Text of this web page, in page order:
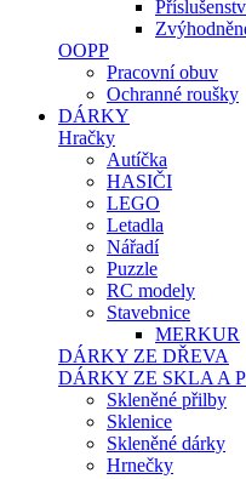
OOPP
Pracovní obuv
Ochranné roušky
DÁRKY
Hračky
Autíčka
HASIČI
LEGO
Letadla
Nářadí
Puzzle
RC modely
Stavebnice
MERKUR
DÁRKY ZE DŘEVA
DÁRKY ZE SKLA A
Skleněné přilby
Sklenice
Skleněné dárky
Hrnečky